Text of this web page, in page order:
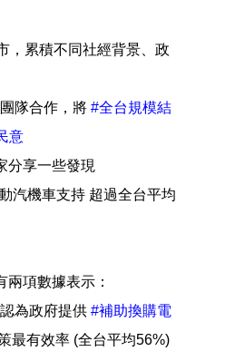
，累積不同社經背景、政
隊合作，將#全台規模結
意
分享一些發現
汽機車支持 超過全台平均
項數據表示：
為政府提供#補助換購電
最有效率 (全台平均56%)